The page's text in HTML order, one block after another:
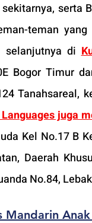
serta
teman
selanjutnya di
Bogor Timur
Tanahsareal,
juga
Kel No.17 B
Daerah
No.84,
Mandarin